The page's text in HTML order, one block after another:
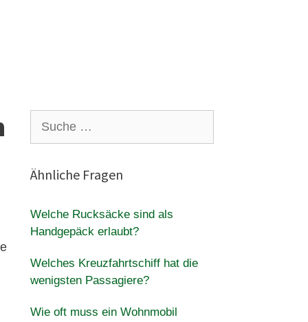
nach:
Ähnliche Fragen
Welche Rucksäcke sind als
Handgepäck erlaubt?
Welches Kreuzfahrtschiff hat die
wenigsten Passagiere?
Wie oft muss ein Wohnmobil